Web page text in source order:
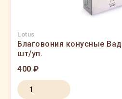
Lotus
Благовония конусные
шт/уп.
400 ₽